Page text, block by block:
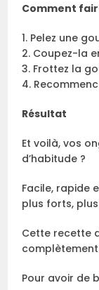
Comment
1. Pelez une
2. Coupez-la
3. Frottez la
4.
Résultat
Et voilà, vos
d’habitude ?
Facile, rapide
plus forts,
Cette recette
Pour avoir de